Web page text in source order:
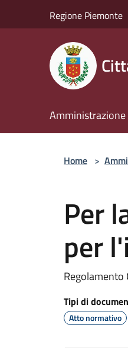
Regione Piemonte
Amministrazione
Home >
Per
per
Regolamento
Tipi di
Atto normativo